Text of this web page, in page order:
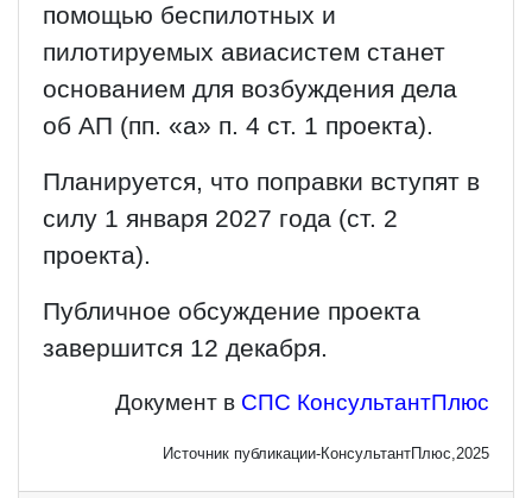
помощью беспилотных и
пилотируемых авиасистем станет
основанием для возбуждения дела
об АП (пп. «а» п. 4 ст. 1 проекта).
Планируется, что поправки вступят в
силу 1 января 2027 года (ст. 2
проекта).
Публичное обсуждение проекта
завершится 12 декабря.
Документ в СПС КонсультантПлюс
Источник публикации-КонсультантПлюс,2025